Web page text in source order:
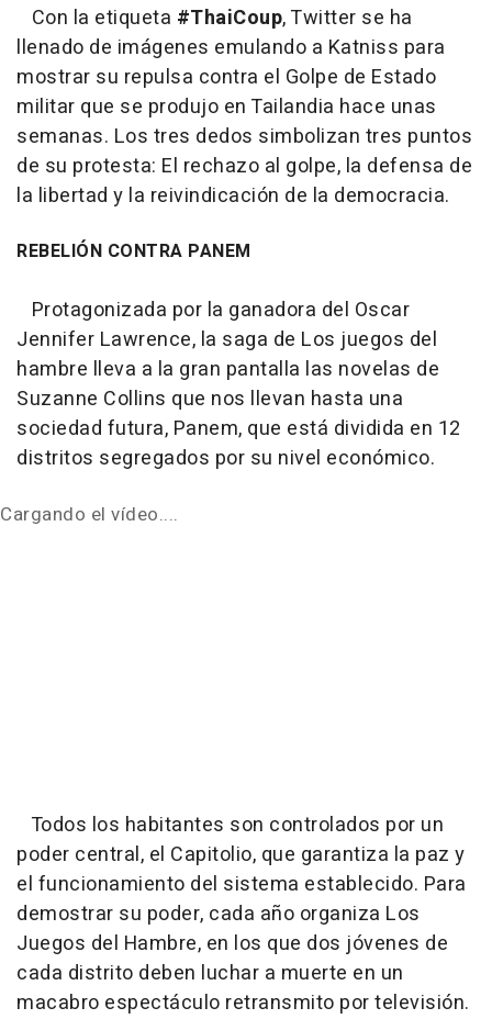
Con la etiqueta #ThaiCoup, Twitter se ha
llenado de imágenes emulando a Katniss para
mostrar su repulsa contra el Golpe de Estado
militar que se produjo en Tailandia hace unas
semanas. Los tres dedos simbolizan tres puntos
de su protesta: El rechazo al golpe, la defensa de
la libertad y la reivindicación de la democracia.
REBELIÓN CONTRA PANEM
Protagonizada por la ganadora del Oscar
Jennifer Lawrence, la saga de Los juegos del
hambre lleva a la gran pantalla las novelas de
Suzanne Collins que nos llevan hasta una
sociedad futura, Panem, que está dividida en 12
distritos segregados por su nivel económico.
Cargando el vídeo....
Todos los habitantes son controlados por un
poder central, el Capitolio, que garantiza la paz y
el funcionamiento del sistema establecido. Para
demostrar su poder, cada año organiza Los
Juegos del Hambre, en los que dos jóvenes de
cada distrito deben luchar a muerte en un
macabro espectáculo retransmito por televisión.